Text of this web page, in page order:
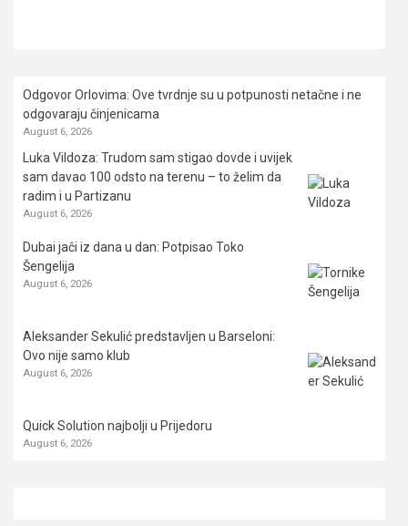
Odgovor Orlovima: ​Ove tvrdnje su u potpunosti netačne i ne
odgovaraju činjenicama
August 6, 2026
Luka Vildoza: Trudom sam stigao dovde i uvijek
sam davao 100 odsto na terenu – to želim da
radim i u Partizanu
August 6, 2026
Dubai jači iz dana u dan: Potpisao Toko
Šengelija
August 6, 2026
Aleksander Sekulić predstavljen u Barseloni:
Ovo nije samo klub
August 6, 2026
Quick Solution najbolji u Prijedoru
August 6, 2026